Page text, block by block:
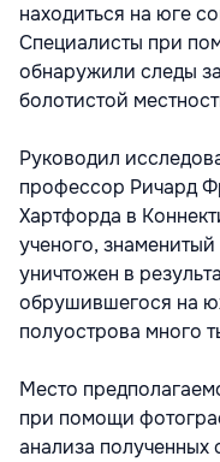
находиться на юге
Специалисты при
обнаружили следы
болотистой
Руководил
профессор Ричард
Хартфорда в
ученого,
уничтожен в
обрушившегося на
полуострова много
Место
при помощи
анализа полученных